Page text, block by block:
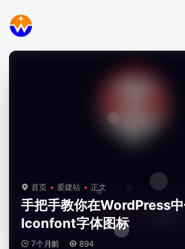
首页 爱建站 正文
手把手教你在WordPress中
Iconfont字体图标
7个月前 894